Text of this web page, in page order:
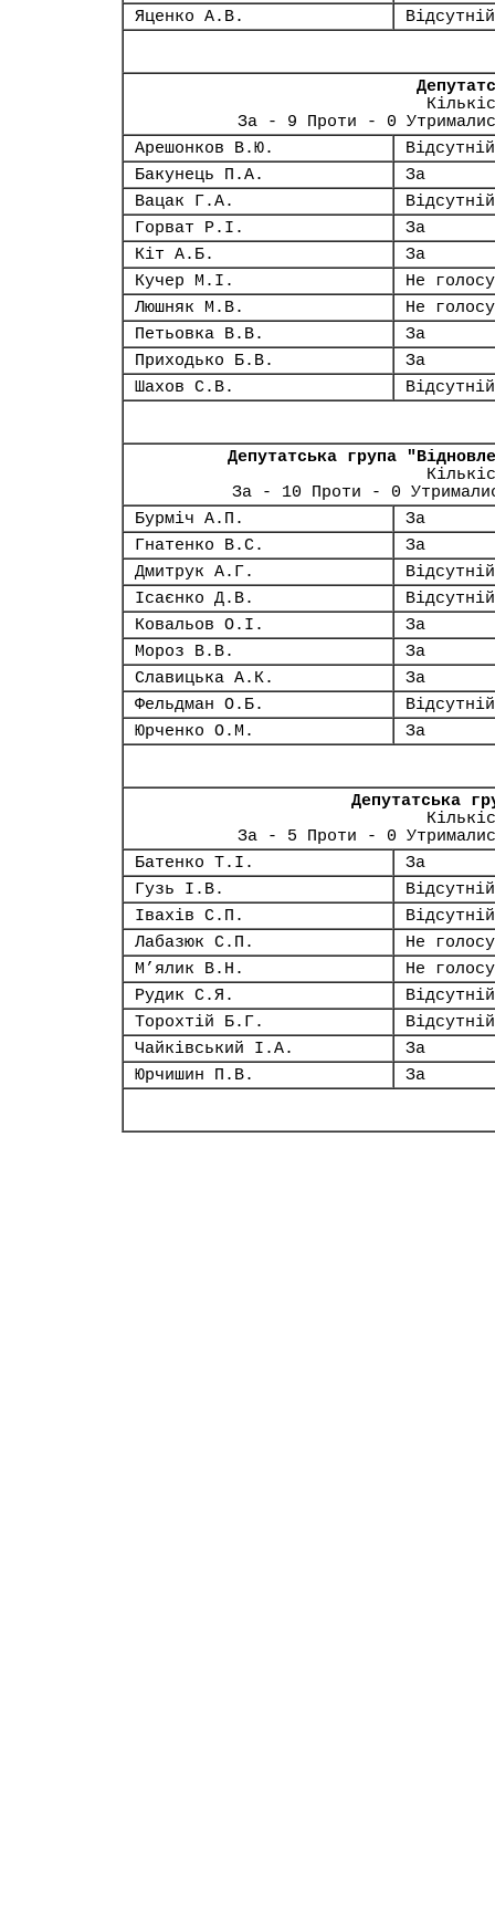
Яценко А.В.
Відсутній
За - 9 Проти - 0
Арешонков В.Ю.
Відсутній
Бакунець П.А.
За
Вацак Г.А.
Відсутній
Горват Р.І.
За
Кіт А.Б.
За
Кучер М.І.
Не
Люшняк М.В.
Не
Петьовка В.В.
За
Приходько Б.В.
За
Шахов С.В.
Відсутній
Депутатська група
За - 10 Проти - 0
Бурміч А.П.
За
Гнатенко В.С.
За
Дмитрук А.Г.
Відсутній
Ісаєнко Д.В.
Відсутній
Ковальов О.І.
За
Мороз В.В.
За
Славицька А.К.
За
Фельдман О.Б.
Відсутній
Юрченко О.М.
За
Депутатська
За - 5 Проти - 0
Батенко Т.І.
За
Гузь І.В.
Відсутній
Івахів С.П.
Відсутній
Лабазюк С.П.
Не
М’ялик В.Н.
Не
Рудик С.Я.
Відсутній
Торохтій Б.Г.
Відсутній
Чайківський І.А.
За
Юрчишин П.В.
За